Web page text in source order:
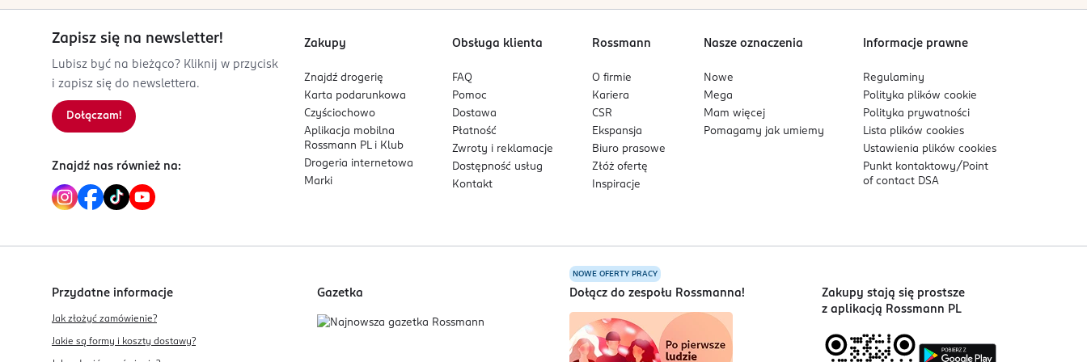
Sortowanie wgdata: od najnowszej
Zapisz się na newsletter!
Lubisz być na bieżąco? Kliknij w przycisk
i zapisz się do newslettera.
Dołączam!
Znajdź nas również na:
Zakupy
Znajdź drogerię
Karta podarunkowa
Czyściochowo
Aplikacja mobilna
Rossmann PL i Klub
Drogeria internetowa
Marki
Obsługa klienta
FAQ
Pomoc
Dostawa
Płatność
Zwroty i reklamacje
Dostępność usług
Kontakt
Rossmann
O firmie
Kariera
CSR
Ekspansja
Biuro prasowe
Złóż ofertę
Inspiracje
Nasze oznaczenia
Nowe
Mega
Mam więcej
Pomagamy jak umiemy
Informacje prawne
Regulaminy
Polityka plikówcookie
Polityka prywatności
Lista plikówcookies
Ustawienia plikówcookies
Punkt kontaktowy/ Point
of contact DSA
Przydatne informacje
Jak złożyć zamówienie?
Jakie są formy i koszty dostawy?
Gazetka
NOWE OFERTY PRACY
Dołącz do zespołu Rossmanna!
Zakupy stają się prostsze
z aplikacją Rossmann PL